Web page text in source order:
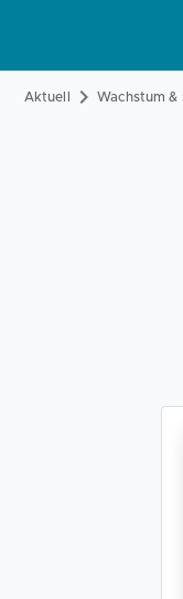
Aktuell Wachstum &